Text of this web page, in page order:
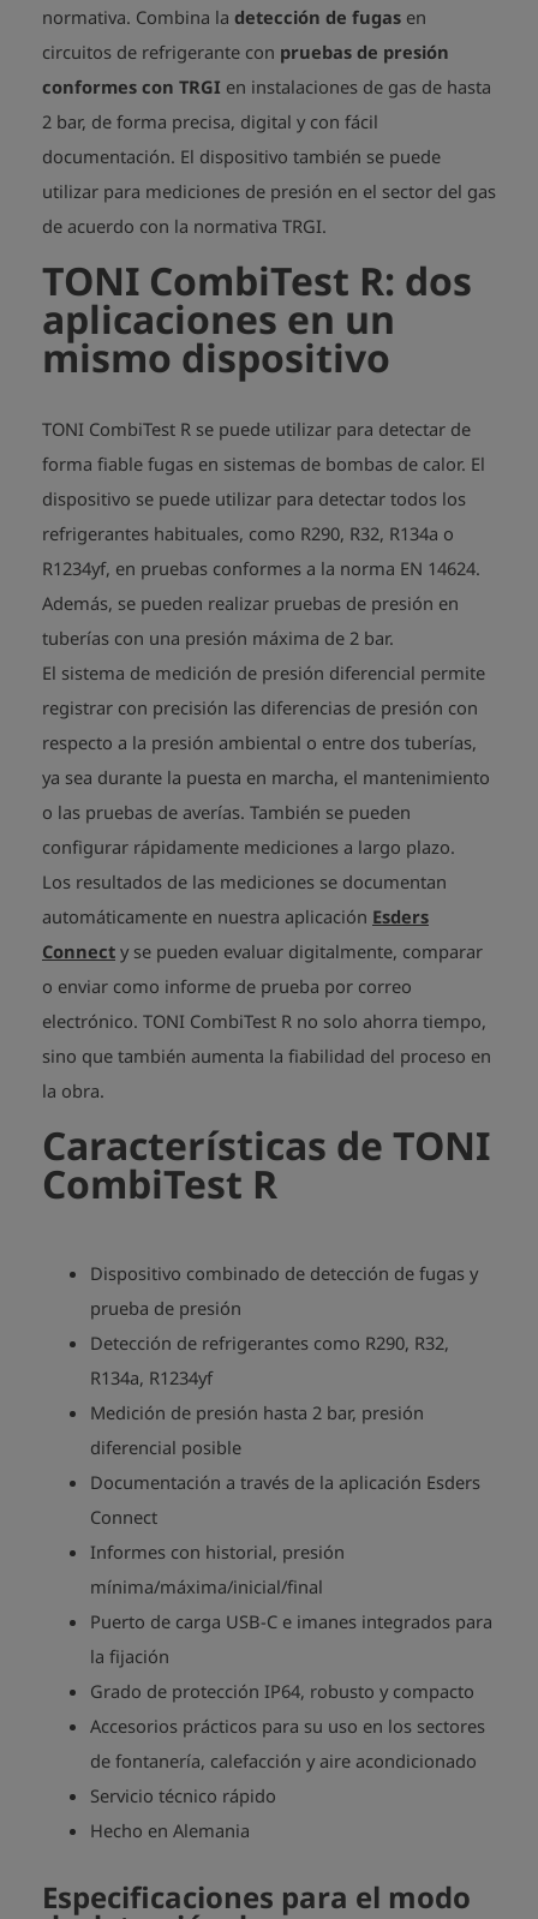
normativa. Combina la detección de fugas en
circuitos de refrigerante con pruebas de presión
conformes con TRGI en instalaciones de gas de hasta
2 bar, de forma precisa, digital y con fácil
documentación. El dispositivo también se puede
utilizar para mediciones de presión en el sector del gas
de acuerdo con la normativa TRGI.
TONI CombiTest R: dos
aplicaciones en un
mismo dispositivo
TONI CombiTest R se puede utilizar para detectar de
forma fiable fugas en sistemas de bombas de calor. El
dispositivo se puede utilizar para detectar todos los
refrigerantes habituales, como R290, R32, R134a o
R1234yf, en pruebas conformes a la norma EN 14624.
Además, se pueden realizar pruebas de presión en
tuberías con una presión máxima de 2 bar.
El sistema de medición de presión diferencial permite
registrar con precisión las diferencias de presión con
respecto a la presión ambiental o entre dos tuberías,
ya sea durante la puesta en marcha, el mantenimiento
o las pruebas de averías. También se pueden
configurar rápidamente mediciones a largo plazo.
Los resultados de las mediciones se documentan
automáticamente en nuestra aplicación Esders
Connect y se pueden evaluar digitalmente, comparar
o enviar como informe de prueba por correo
electrónico. TONI CombiTest R no solo ahorra tiempo,
sino que también aumenta la fiabilidad del proceso en
la obra.
Características de TONI
CombiTest R
Dispositivo combinado de detección de fugas y
prueba de presión
Detección de refrigerantes como R290, R32,
R134a, R1234yf
Medición de presión hasta 2 bar, presión
diferencial posible
Documentación a través de la aplicación Esders
Connect
Informes con historial, presión
mínima/máxima/inicial/final
Puerto de carga USB-C e imanes integrados para
la fijación
Grado de protección IP64, robusto y compacto
Accesorios prácticos para su uso en los sectores
de fontanería, calefacción y aire acondicionado
Servicio técnico rápido
Hecho en Alemania
Especificaciones para el modo